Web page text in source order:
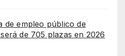
de empleo público de
de 705 plazas en 2026